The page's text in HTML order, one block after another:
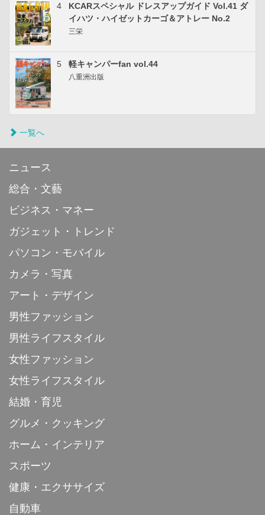
4
KCARスペシャル ドレスアップガイド Vol.41 ダ
イハツ・ハイゼットカーゴ＆アトレー No.2
三栄
5 軽キャンパーfan vol.44
八重洲出版
一覧へ
ニュース
総合・文藝
ビジネス・マネー
ガジェット・トレンド
パソコン・モバイル
カメラ・写真
アート・デザイン
男性ファッション
男性ライフスタイル
女性ファッション
女性ライフスタイル
結婚・育児
グルメ・クッキング
ホーム・インテリア
スポーツ
健康・エクササイズ
自動車